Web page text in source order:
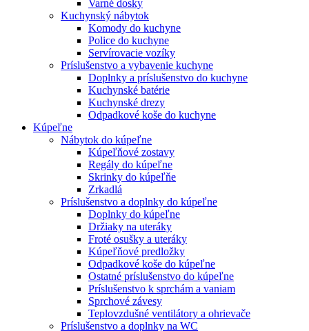
Varné dosky
Kuchynský nábytok
Komody do kuchyne
Police do kuchyne
Servírovacie vozíky
Príslušenstvo a vybavenie kuchyne
Doplnky a príslušenstvo do kuchyne
Kuchynské batérie
Kuchynské drezy
Odpadkové koše do kuchyne
Kúpeľne
Nábytok do kúpeľne
Kúpeľňové zostavy
Regály do kúpeľne
Skrinky do kúpeľňe
Zrkadlá
Príslušenstvo a doplnky do kúpeľne
Doplnky do kúpeľne
Držiaky na uteráky
Froté osušky a uteráky
Kúpeľňové predložky
Odpadkové koše do kúpeľne
Ostatné príslušenstvo do kúpeľne
Príslušenstvo k sprchám a vaniam
Sprchové závesy
Teplovzdušné ventilátory a ohrievače
Príslušenstvo a doplnky na WC